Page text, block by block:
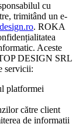
cu
trimitând un e-
. ROKA
Aceste
DESIGN SRL
servicii:
platformei
către client
de informații